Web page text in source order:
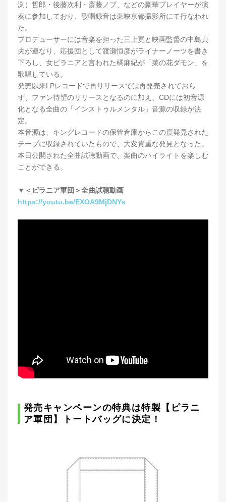
渕）哲郎・後藤次利・斎藤ノブ、などの豪華プレイヤーが演
奏に参加しており、歌唱録音は東映京都撮影所にて行なわれ
た。
プロデューサーには音楽を担った三上寛と映画監督の中島貞
夫が連なり、応援団として渡瀬恒彦がライナーノーツを書き
下ろし、女ピラニアと言われた橘麻紀が「菜の花ダモン」を
歌唱している。
発売以来LPレコードで再リリースでは再発売されておら
ず、ファン待望のリリースとなるのに加え、CDには初音源
化となる全曲の「インストゥルメンタル」音源の収録が決
定。
本音源は、キングレコードの保管倉庫からこの度発見された
テープに収録されていたもので、大変貴重な発見となった。
本日公開された全曲試聴動画で、楽曲のハイライトを楽しむ
ことができる。
▼＜ピラニア軍団＞全曲試聴動画
https://youtu.be/EXOA9MjDNYs
発売キャンペーンの特典は特製【ピラニ
ア軍団】トートバッグに決定！